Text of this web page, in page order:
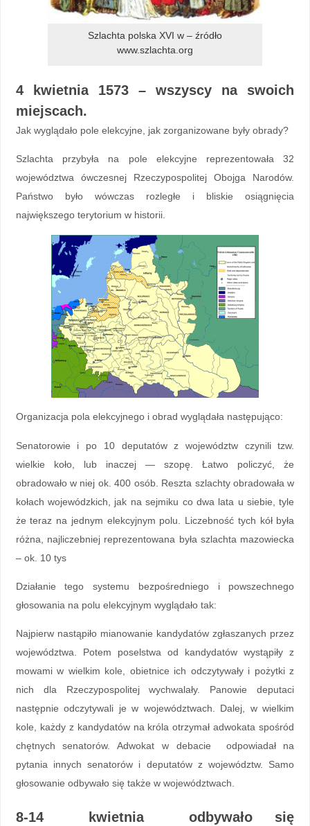
Szlachta polska XVI w – źródło
www.szlachta.org
4 kwietnia 1573 – wszyscy na swoich
miejscach.
Jak wyglądało pole elekcyjne, jak zorganizowane były obrady?
Szlachta przybyła na pole elekcyjne reprezentowała 32
województwa ówczesnej Rzeczypospolitej Obojga Narodów.
Państwo było wówczas rozległe i bliskie osiągnięcia
największego terytorium w historii.
Organizacja pola elekcyjnego i obrad wyglądała następująco:
Senatorowie i po 10 deputatów z województw czynili tzw.
wielkie koło, lub inaczej — szopę. Łatwo policzyć, że
obradowało w niej ok. 400 osób. Reszta szlachty obradowała w
kołach wojewódzkich, jak na sejmiku co dwa lata u siebie, tyle
że teraz na jednym elekcyjnym polu. Liczebność tych kół była
różna, najliczebniej reprezentowana była szlachta mazowiecka
– ok. 10 tys
Działanie tego systemu bezpośredniego i powszechnego
głosowania na polu elekcyjnym wyglądało tak:
Najpierw nastąpiło mianowanie kandydatów zgłaszanych przez
województwa. Potem poselstwa od kandydatów wystąpiły z
mowami w wielkim kole, obietnice ich odczytywały i pożytki z
nich dla Rzeczypospolitej wychwalały. Panowie deputaci
następnie odczytywali je w województwach. Dalej, w wielkim
kole, każdy z kandydatów na króla otrzymał adwokata spośród
chętnych senatorów. Adwokat w debacie odpowiadał na
pytania innych senatorów i deputatów z województw. Samo
głosowanie odbywało się także w województwach.
8-14 kwietnia odbywało się